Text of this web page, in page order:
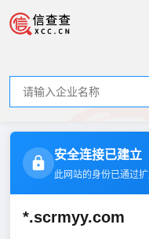
安全连接已建立
此网站的身份已通过
*.scrmyy.com